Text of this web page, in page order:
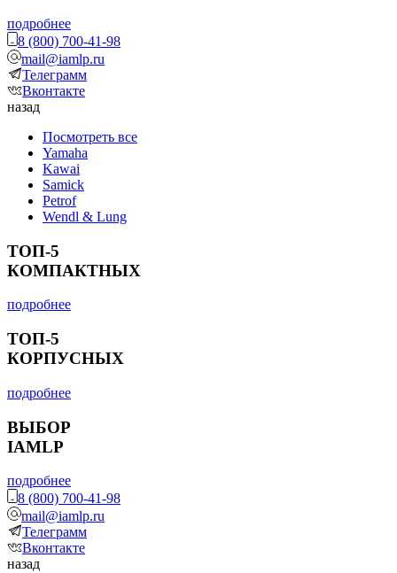
подробнее
8 (800) 700-41-98
mail@iamlp.ru
Телеграмм
Вконтакте
назад
Посмотреть все
Yamaha
Kawai
Samick
Petrof
Wendl & Lung
ТОП-5
КОМПАКТНЫХ
подробнее
ТОП-5
КОРПУСНЫХ
подробнее
ВЫБОР
IAMLP
подробнее
8 (800) 700-41-98
mail@iamlp.ru
Телеграмм
Вконтакте
назад